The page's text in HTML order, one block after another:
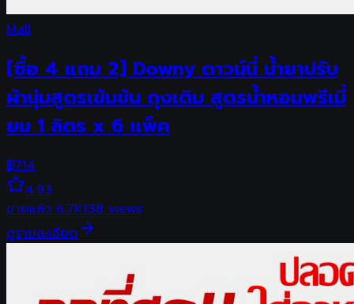
Mall
[ซื้อ 4 แถม 2] Downy ดาวน์นี่ น้ำยาปรับ
ผ้านุ่มสูตรเข้มข้น ถุงเติม สูตรน้ำหอมพรีเมี่
ยม 1 ลิตร x 6 แพ็ค
฿714
4.93
ขายแล้ว6.7K138views
ดูรายละเอียด